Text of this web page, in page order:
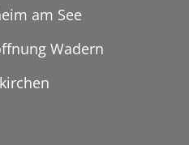
am See
Wadern